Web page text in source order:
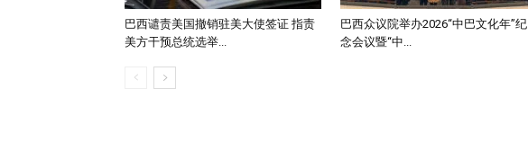
巴西谴责美国撤销驻美大使签证 指责
美方干预总统选举...
巴西众议院举办2026“中巴文化年”纪
念会议暨“中...